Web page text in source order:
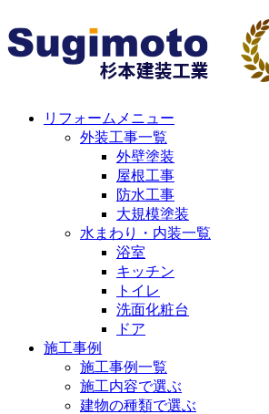
リフォームメニュー
外装工事一覧
外壁塗装
屋根工事
防水工事
大規模塗装
水まわり・内装一覧
浴室
キッチン
トイレ
洗面化粧台
ドア
施工事例
施工事例一覧
施工内容で選ぶ
建物の種類で選ぶ